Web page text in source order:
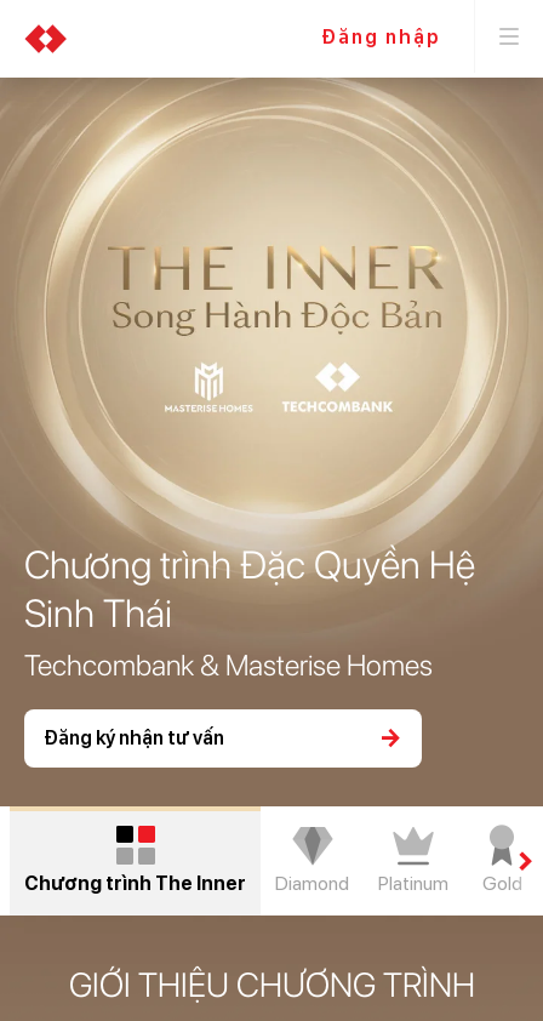
Đăng nhập
Chương trình Đặc Quyền Hệ
Sinh Thái
Techcombank & Masterise Homes
Đăng ký nhận tư vấn arrow_forward
Chương trình The Inner Diamond Platinum Gold
chevron_right
GIỚI THIỆU CHƯƠNG TRÌNH